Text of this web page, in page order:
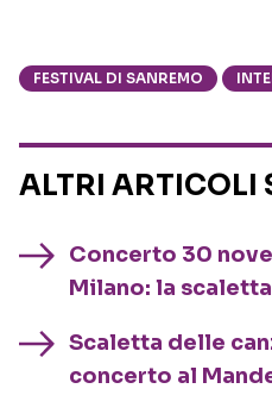
FESTIVAL DI SANREMO
ALTRI ARTICOLI
Concerto 30
Milano: la
Scaletta delle
concerto al